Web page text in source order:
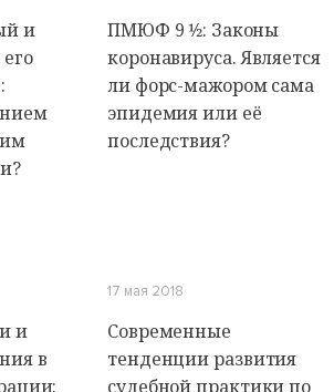
и
ПМЮФ 9 1⁄2: Законы
коронавируса. Является
ли форс-мажором сама
эпидемия или её
последствия?
и
в
17 мая 2018
Современные
тенденции развития
судебной практики по